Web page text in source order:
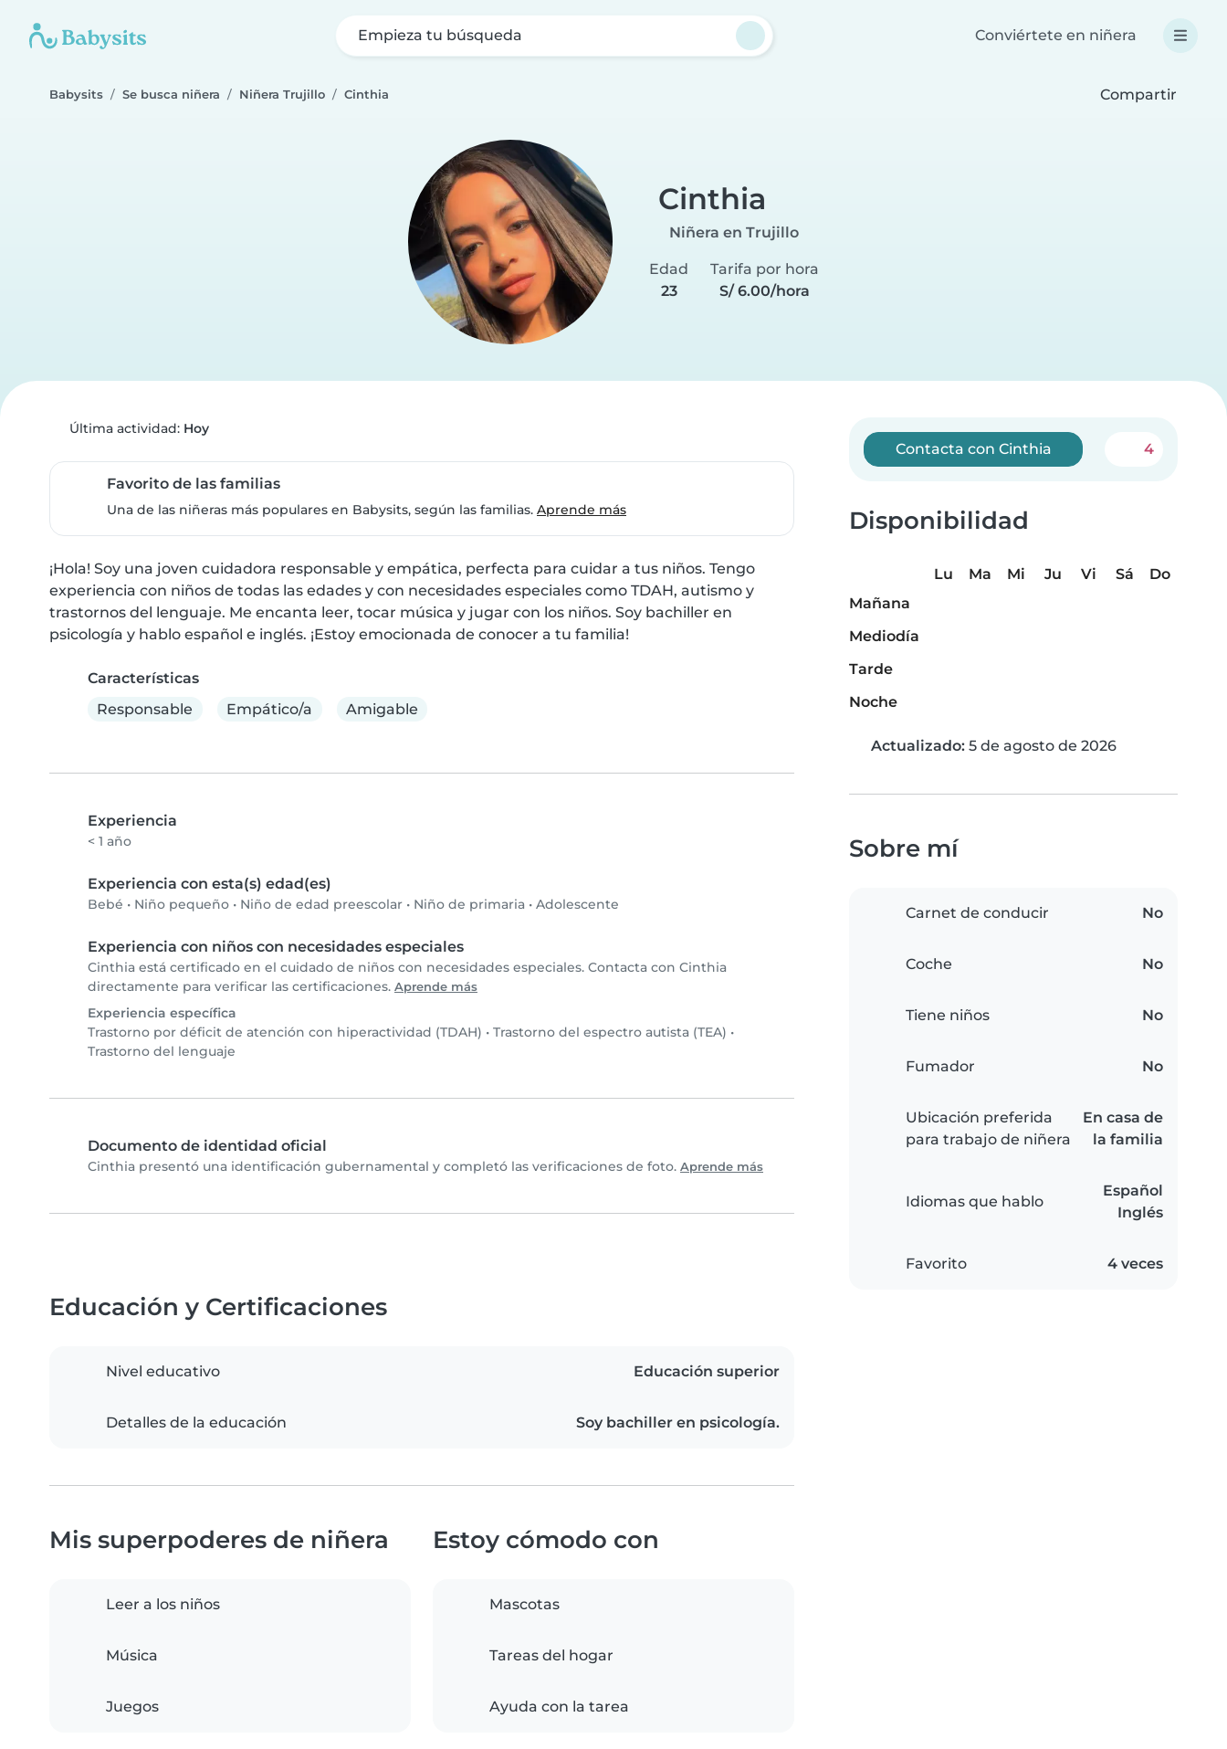
Empieza tu búsqueda Conviértete en niñera
Babysits Se busca niñera Niñera Trujillo Cinthia Compartir
Cinthia
Niñera en Trujillo
Edad
23
Tarifa por hora
S/ 6.00/hora
Última actividad: Hoy
Favorito de las familias
Una de las niñeras más populares en Babysits, según las familias. Aprende más
¡Hola! Soy una joven cuidadora responsable y empática, perfecta para cuidar a tus niños. Tengo
experiencia con niños de todas las edades y con necesidades especiales como TDAH, autismo y
trastornos del lenguaje. Me encanta leer, tocar música y jugar con los niños. Soy bachiller en
psicología y hablo español e inglés. ¡Estoy emocionada de conocer a tu familia!
Características
Responsable
Empático/a Amigable
Experiencia
< 1 año
Experiencia con esta(s) edad(es)
Bebé • Niño pequeño • Niño de edad preescolar • Niño de primaria • Adolescente
Experiencia con niños con necesidades especiales
Cinthia está certificado en el cuidado de niños con necesidades especiales. Contacta con Cinthia
directamente para verificar las certificaciones. Aprende más
Experiencia específica
Trastorno por déficit de atención con hiperactividad (TDAH) • Trastorno del espectro autista (TEA) •
Trastorno del lenguaje
Documento de identidad oficial
Cinthia presentó una identificación gubernamental y completó las verificaciones de foto. Aprende más
Contacta con Cinthia 4
Disponibilidad
Lu Ma Mi Ju Vi Sá
Do
Mañana
Mediodía
Tarde
Noche
Actualizado: 5 de agosto de 2026
Sobre mí
Carnet de conducir No
Coche No
Tiene niños No
Fumador No
Ubicación preferida
para trabajo de niñera
En casa de
la familia
Idiomas que hablo
Español
Inglés
Favorito 4 veces
Educación y Certificaciones
Nivel educativo Educación superior
Detalles de la educación Soy bachiller en psicología.
Mis superpoderes de niñera
Leer a los niños
Música
Juegos
Estoy cómodo con
Mascotas
Tareas del hogar
Ayuda con la tarea